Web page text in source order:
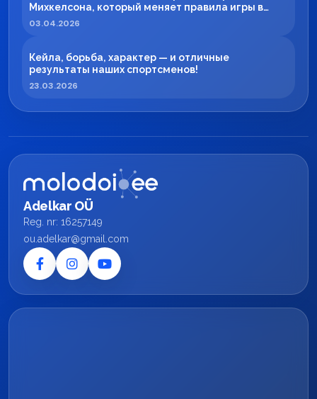
Михкелсона, который меняет правила игры в
регионе
03.04.2026
Кейла, борьба, характер — и отличные
результаты наших спортсменов!
23.03.2026
Adelkar OÜ
Reg. nr: 16257149
ou.adelkar@gmail.com